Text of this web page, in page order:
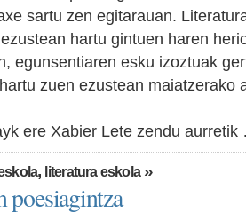
sartu zen egitarauan.
hartu gintuen haren
egunsentiaren esku izoztuak
zuen ezustean maiatzerako
ere Xabier Lete zendu
, literatura eskola»
poesiagintza